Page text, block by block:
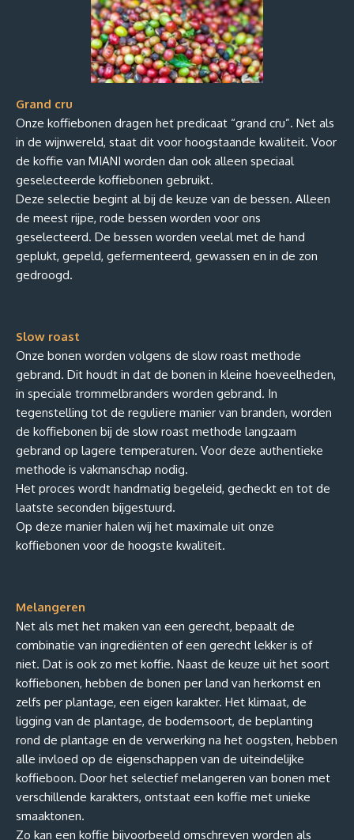
Grand cru
Onze koffiebonen dragen het predicaat “grand cru”. Net als
in de wijnwereld, staat dit voor hoogstaande kwaliteit. Voor
de koffie van MIANI worden dan ook alleen speciaal
geselecteerde koffiebonen gebruikt.
Deze selectie begint al bij de keuze van de bessen. Alleen
de meest rijpe, rode bessen worden voor ons
geselecteerd. De bessen worden veelal met de hand
geplukt, gepeld, gefermenteerd, gewassen en in de zon
gedroogd.
Slow roast
Onze bonen worden volgens de slow roast methode
gebrand. Dit houdt in dat de bonen in kleine hoeveelheden,
in speciale trommelbranders worden gebrand. In
tegenstelling tot de reguliere manier van branden, worden
de koffiebonen bij de slow roast methode langzaam
gebrand op lagere temperaturen. Voor deze authentieke
methode is vakmanschap nodig.
Het proces wordt handmatig begeleid, gecheckt en tot de
laatste seconden bijgestuurd.
Op deze manier halen wij het maximale uit onze
koffiebonen voor de hoogste kwaliteit.
Melangeren
Net als met het maken van een gerecht, bepaalt de
combinatie van ingrediënten of een gerecht lekker is of
niet. Dat is ook zo met koffie. Naast de keuze uit het soort
koffiebonen, hebben de bonen per land van herkomst en
zelfs per plantage, een eigen karakter. Het klimaat, de
ligging van de plantage, de bodemsoort, de beplanting
rond de plantage en de verwerking na het oogsten, hebben
alle invloed op de eigenschappen van de uiteindelijke
koffieboon. Door het selectief melangeren van bonen met
verschillende karakters, ontstaat een koffie met unieke
smaaktonen.
Zo kan een koffie bijvoorbeeld omschreven worden als